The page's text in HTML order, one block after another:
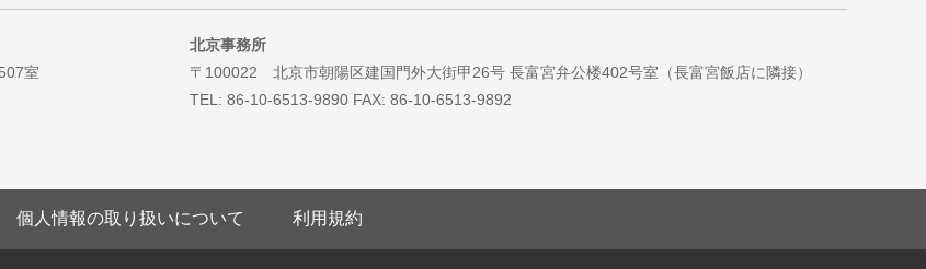
室
北京事務所
〒100022 北京市朝陽区建国門外大街甲26号 長富宮弁公楼402号室（長富宮飯店に隣接）
TEL: 86-10-6513-9890 FAX: 86-10-6513-9892
個人情報の取り扱いについて 利用規約